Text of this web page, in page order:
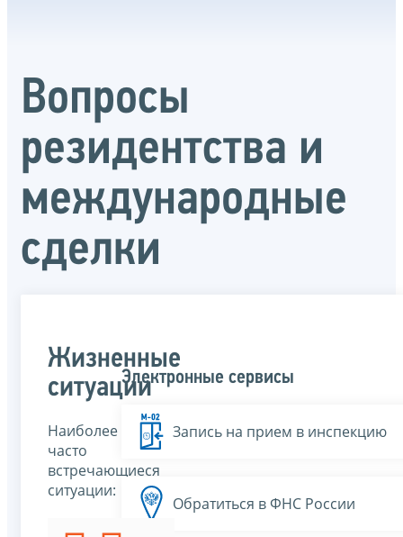
Вопросы
резидентства и
международные
сделки
Жизненные
ситуации
Наиболее
часто
встречающиеся
ситуации:
Электронные сервисы
Запись на прием в инспекцию
Обратиться в ФНС России